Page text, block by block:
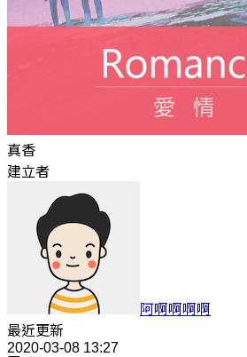
真香
建立者
阿啊啊啊啊
最近更新
2020-03-08 13:27